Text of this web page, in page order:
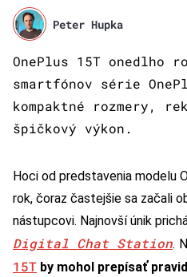
Peter Hupka
OnePlus 15T onedlho
smartfónov série
kompaktné rozmery,
špičkový výkon.
Hoci od predstavenia modelu
rok, čoraz častejšie sa začali
nástupcovi. Najnovší únik
Digital Chat Station.
15T by mohol prepísať